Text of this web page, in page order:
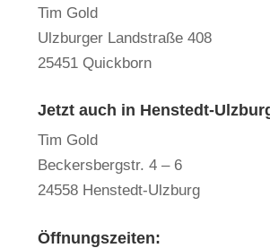
Tim Gold
Ulzburger Landstraße 408
25451 Quickborn
Jetzt auch in Henstedt-
Tim Gold
Beckersbergstr. 4 – 6
24558 Henstedt-Ulzburg
Öffnungszeiten: